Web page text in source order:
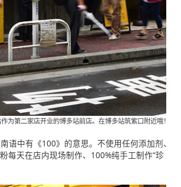
为第二家店开业的博多站前店。在博多站筑紫口附近哦！
语中有《100》的意思。不使用任何添加剂、
每天在店内现场制作、100%纯手工制作“珍